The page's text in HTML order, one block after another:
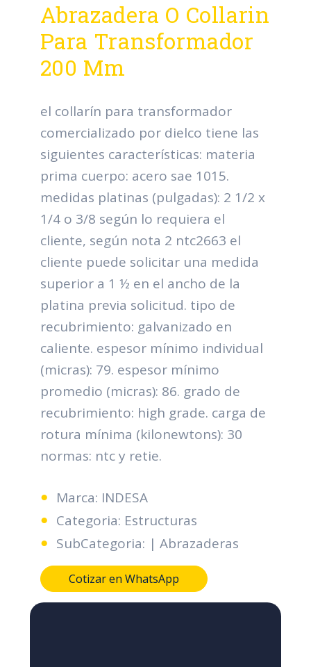
Abrazadera O Collarin
Para Transformador
200 Mm
el collarín para transformador
comercializado por dielco tiene las
siguientes características: materia
prima cuerpo: acero sae 1015.
medidas platinas (pulgadas): 2 1/2 x
1/4 o 3/8 según lo requiera el
cliente, según nota 2 ntc2663 el
cliente puede solicitar una medida
superior a 1 ½ en el ancho de la
platina previa solicitud. tipo de
recubrimiento: galvanizado en
caliente. espesor mínimo individual
(micras): 79. espesor mínimo
promedio (micras): 86. grado de
recubrimiento: high grade. carga de
rotura mínima (kilonewtons): 30
normas: ntc y retie.
Marca: INDESA
Categoria: Estructuras
SubCategoria: | Abrazaderas
Cotizar en WhatsApp